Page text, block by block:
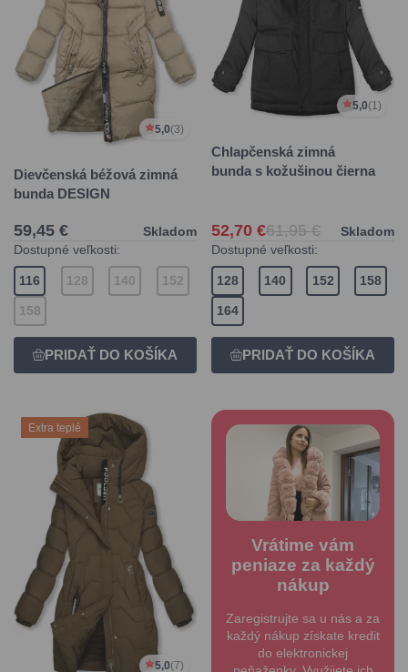
5,0(3)
Dievčenská béžová zimná
bunda DESIGN
59,45 €
Skladom
Dostupné veľkosti:
116 128 140 152
158
5,0(1)
Chlapčenská zimná
bunda s kožušinou čierna
52,70 €61,95 €
Skladom
Dostupné veľkosti:
128 140 152 158
164
Extra teplé
5,0(7)
Vrátime vám
peniaze za každý
nákup
Zaregistrujte sa u nás a za
každý nákup získate kredit
do elektronickej